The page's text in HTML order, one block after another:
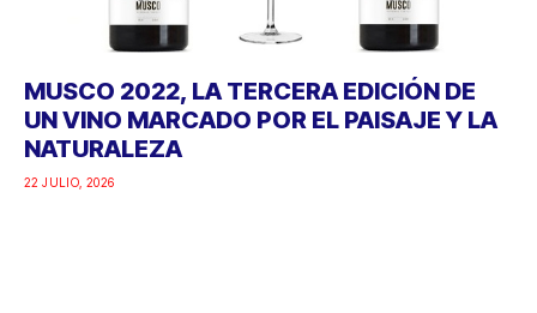
MUSCO 2022, LA TERCERA EDICIÓN DE
UN VINO MARCADO POR EL PAISAJE Y LA
NATURALEZA
22 JULIO, 2026